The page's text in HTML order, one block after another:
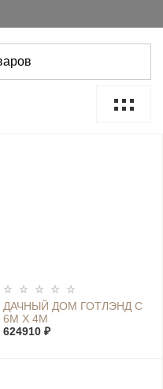
ДАЧНЫЙ ДОМ ГОТЛЭНД С
6М Х 4М
624910 ₽